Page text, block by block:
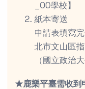
_OO學校】
紙本寄送
申請表填寫
北市文山區
（國立政治
★鹿樂平臺需收到